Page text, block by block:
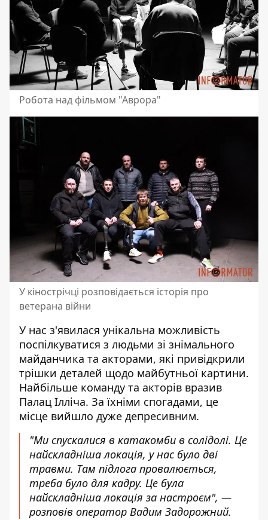
Робота над фільмом "Аврора"
У кінострічці розповідається історія про
ветерана війни
У нас з'явилася унікальна можливість
поспілкуватися з людьми зі знімального
майданчика та акторами, які привідкрили
трішки деталей щодо майбутньої картини.
Найбільше команду та акторів вразив
Палац Ілліча. За їхніми спогадами, це
місце вийшло дуже депресивним.
"Ми спускалися в катакомби в солідолі. Це
найскладніша локація, у нас було дві
травми. Там підлога провалюється,
треба було для кадру. Це була
найскладніша локація за настроєм", —
розповів оператор Вадим Задорожний.